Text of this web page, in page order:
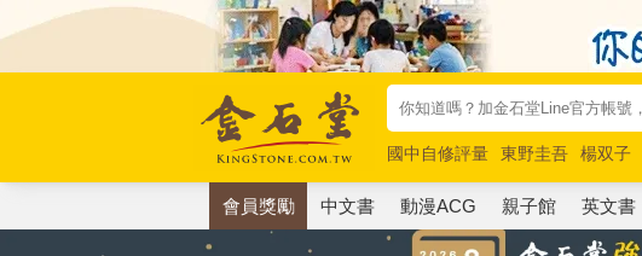
國中自修評量 東野圭吾 楊双子
唯紅花綻放
奧德賽 路邊攤新作
會員獎勵 中文書 動漫ACG 親子館 英文書